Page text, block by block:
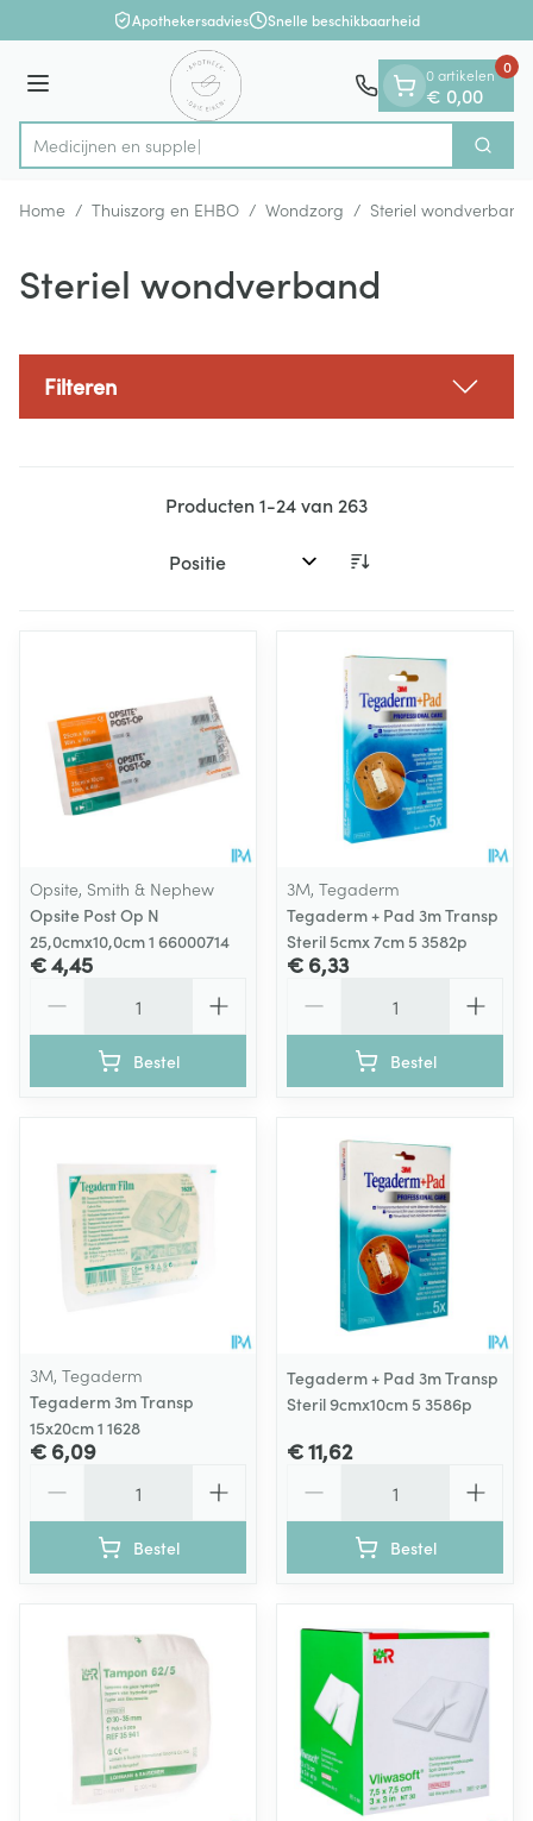
Ga naar de inhoudApothekersadvies Snelle beschikbaarheid
Menu
Product, merk, categorie... Zoek
0 artikelen
€ 0,00
0
Home / Thuiszorg en EHBO / Wondzorg / Steriel wondverband
Steriel wondverband
Filteren
Producten1-24van 263
Sorteer op:
Opsite, Smith & Nephew
Opsite Post Op N
25,0cmx10,0cm 1 66000714
€ 4,45
Bestel
3M, Tegaderm
Tegaderm + Pad 3m Transp
Steril 5cmx 7cm 5 3582p
€ 6,33
Bestel
3M, Tegaderm
Tegaderm 3m Transp
15x20cm 1 1628
€ 6,09
Bestel
Tegaderm + Pad 3m Transp
Steril 9cmx10cm 5 3586p
€ 11,62
Bestel